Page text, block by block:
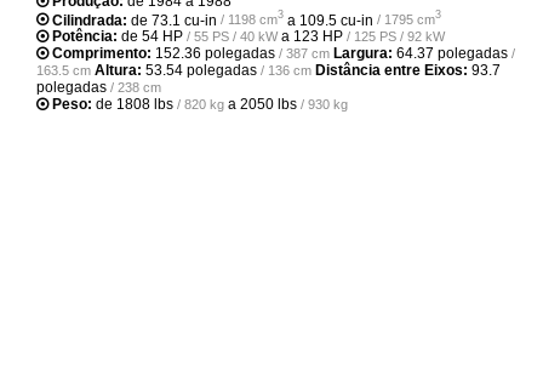
Cilindrada: de 73.1 cu-in / 1198 cm3 a 109.5 cu-in / 1795 cm3
Potência: de 54 HP / 55 PS / 40 kWa 123 HP / 125 PS / 92 kW
Comprimento: 152.36 polegadas / 387 cm Largura: 64.37 polegadas /
163.5 cm Altura: 53.54 polegadas / 136 cm Distância entre Eixos: 93.7
polegadas / 238 cm
Peso: de 1808 lbs / 820 kg a 2050 lbs / 930 kg